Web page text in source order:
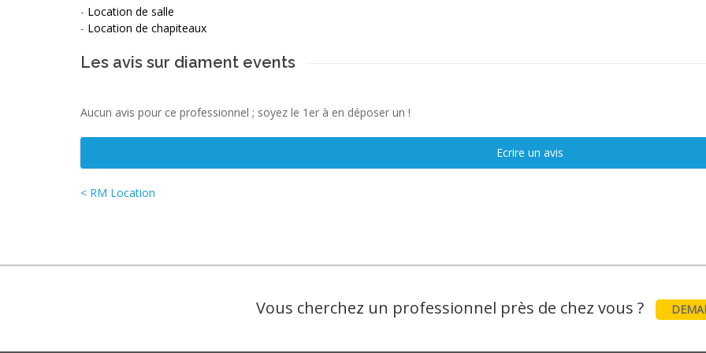
- Location de salle
- Location de chapiteaux
Les avis sur diament events
Aucun avis pour ce professionnel ; soyez le 1er à en déposer un !
Ecrire un avis
< RM Location
Vous cherchez un professionnel près de chez vous ?